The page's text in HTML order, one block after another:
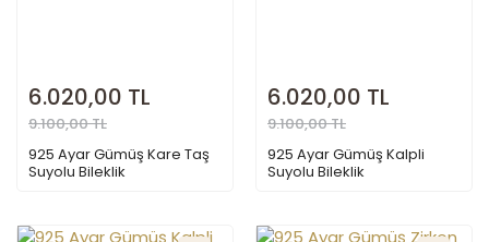
6.020,00 TL
9.100,00 TL
925 Ayar Gümüş Kare Taş
Suyolu Bileklik
6.020,00 TL
9.100,00 TL
925 Ayar Gümüş Kalpli
Suyolu Bileklik